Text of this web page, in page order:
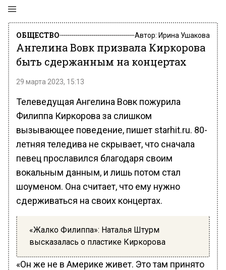
ОБЩЕСТВО Автор: Ирина Ушакова
Ангелина Вовк призвала Киркорова
быть сдержанным на концертах
29 марта 2023, 15:13
Телеведущая Ангелина Вовк пожурила
Филиппа Киркорова за слишком
вызывающее поведение, пишет starhit.ru. 80-
летняя теледива не скрывает, что сначала
певец прославился благодаря своим
вокальным данным, и лишь потом стал
шоуменом. Она считает, что ему нужно
сдерживаться на своих концертах.
«Жалко Филиппа»: Наталья Штурм
высказалась о пластике Киркорова
«Он же не в Америке живет. Это там принято